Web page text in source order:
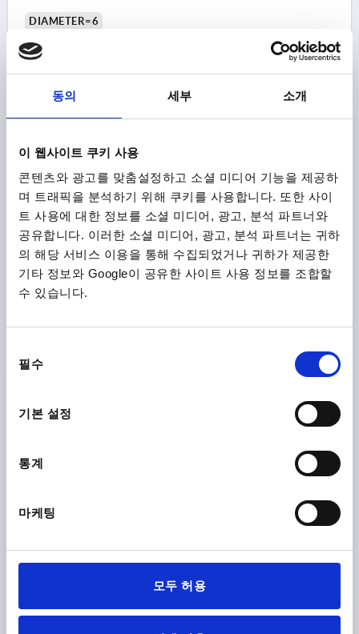
동의 세부 소개
이 웹사이트 쿠키 사용
콘텐츠와 광고를 맞춤설정하고 소셜 미디어 기능을 제공하
며 트래픽을 분석하기 위해 쿠키를 사용합니다. 또한 사이
트 사용에 대한 정보를 소셜 미디어, 광고, 분석 파트너와
공유합니다. 이러한 소셜 미디어, 광고, 분석 파트너는 귀하
의 해당 서비스 이용을 통해 수집되었거나 귀하가 제공한
기타 정보와 Google이 공유한 사이트 사용 정보를 조합할
수 있습니다.
필수
기본 설정
통계
마케팅
모두 허용
DIAMETER=6
Order number:
plus sales tax
DETAILS
K2119
HINGE PIN, D=8 POLYAMIDE GREEN, SPRUNG
Order number:
plus sales tax
plus shipping costs
DETAILS